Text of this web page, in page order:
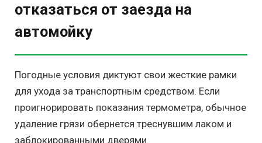
отказаться от заезда на
автомойку
Погодные условия диктуют свои жесткие рамки
для ухода за транспортным средством. Если
проигнорировать показания термометра, обычное
удаление грязи обернется треснувшим лаком и
заблокированными дверями.